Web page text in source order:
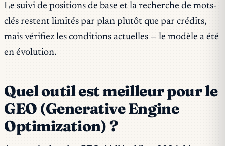
Le suivi de positions de base et la recherche de mots-
clés restent limités par plan plutôt que par crédits,
mais vérifiez les conditions actuelles — le modèle a été
en évolution.
Quel outil est meilleur pour le
GEO (Generative Engine
Optimization) ?